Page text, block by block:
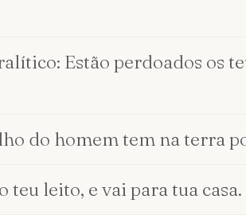
Estão perdoados os
do homem tem na terra
leito, e vai para tua casa.